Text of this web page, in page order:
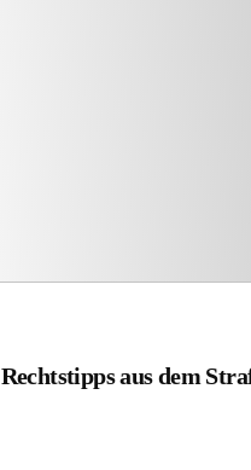
Rechtstipps aus dem